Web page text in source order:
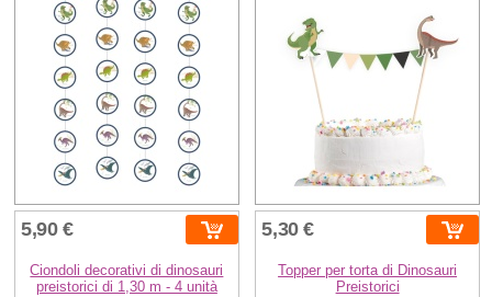
5,90 €
Ciondoli decorativi di dinosauri
preistorici di 1,30 m - 4 unità
5,30 €
Topper per torta di Dinosauri
Preistorici